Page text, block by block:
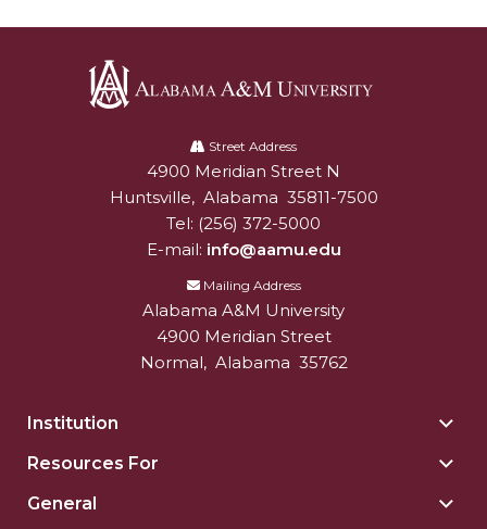
University
Street Address
Alabam A&M University
4900 Meridian Street N
Huntsville, Alabama 35811-7500
Tel: (256) 372-5000
E-mail: info@aamu.edu
Mailing Address
Alabama A&M University
4900 Meridian Street
Normal, Alabama 35762
Institution
Resources For
General